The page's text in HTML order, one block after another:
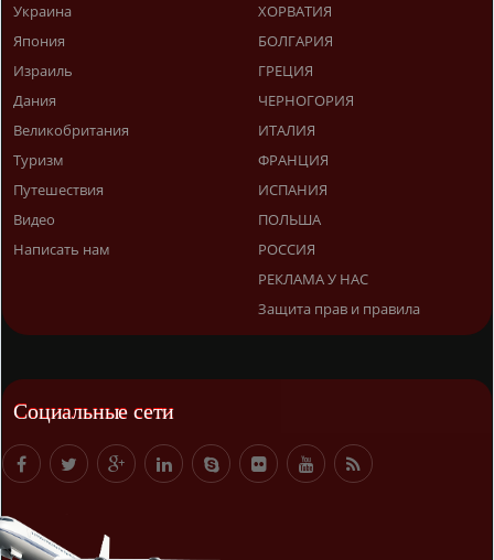
Украина
Япония
Израиль
Дания
Великобритания
Туризм
Путешествия
Видео
Написать нам
ХОРВАТИЯ
БОЛГАРИЯ
ГРЕЦИЯ
ЧЕРНОГОРИЯ
ИТАЛИЯ
ФРАНЦИЯ
ИСПАНИЯ
ПОЛЬША
РОССИЯ
РЕКЛАМА У НАС
Защита прав и правила
Социальные сети